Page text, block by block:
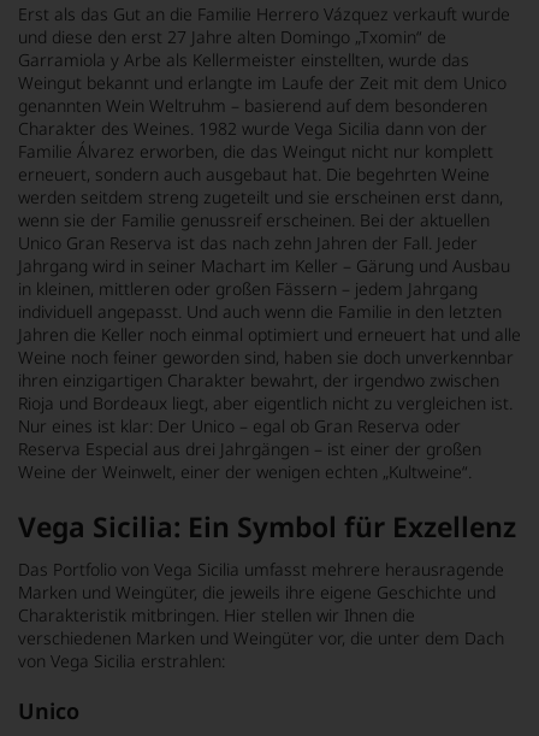
Erst als das Gut an die Familie Herrero Vázquez verkauft wurde
und diese den erst 27 Jahre alten Domingo „Txomin“ de
Garramiola y Arbe als Kellermeister einstellten, wurde das
Weingut bekannt und erlangte im Laufe der Zeit mit dem Unico
genannten Wein Weltruhm – basierend auf dem besonderen
Charakter des Weines. 1982 wurde Vega Sicilia dann von der
Familie Álvarez erworben, die das Weingut nicht nur komplett
erneuert, sondern auch ausgebaut hat. Die begehrten Weine
werden seitdem streng zugeteilt und sie erscheinen erst dann,
wenn sie der Familie genussreif erscheinen. Bei der aktuellen
Unico Gran Reserva ist das nach zehn Jahren der Fall. Jeder
Jahrgang wird in seiner Machart im Keller – Gärung und Ausbau
in kleinen, mittleren oder großen Fässern – jedem Jahrgang
individuell angepasst. Und auch wenn die Familie in den letzten
Jahren die Keller noch einmal optimiert und erneuert hat und alle
Weine noch feiner geworden sind, haben sie doch unverkennbar
ihren einzigartigen Charakter bewahrt, der irgendwo zwischen
Rioja und Bordeaux liegt, aber eigentlich nicht zu vergleichen ist.
Nur eines ist klar: Der Unico – egal ob Gran Reserva oder
Reserva Especial aus drei Jahrgängen – ist einer der großen
Weine der Weinwelt, einer der wenigen echten „Kultweine“.
Vega Sicilia: Ein Symbol für Exzellenz
Das Portfolio von Vega Sicilia umfasst mehrere herausragende
Marken und Weingüter, die jeweils ihre eigene Geschichte und
Charakteristik mitbringen. Hier stellen wir Ihnen die
verschiedenen Marken und Weingüter vor, die unter dem Dach
von Vega Sicilia erstrahlen:
Unico